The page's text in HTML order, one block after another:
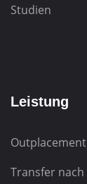
Studien
Leistung
Outplacement
Transfer nach